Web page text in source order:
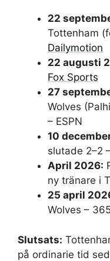
22
Tottenham
Dailymotion
22 augusti
Fox Sports
27
Wolves
– ESPN
10
slutade 2–2
April 2026:
ny tränare i
25 april
Wolves –
Slutsats:
på ordinarie tid